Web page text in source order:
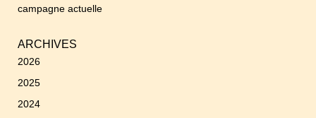
campagne actuelle
ARCHIVES
2026
2025
2024